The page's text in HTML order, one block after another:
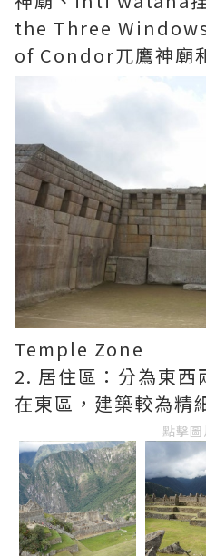
the Three
of Condor兀鷹神廟
Temple Zone
2. 居住區：分為東西
在東區，建築較為精
點擊